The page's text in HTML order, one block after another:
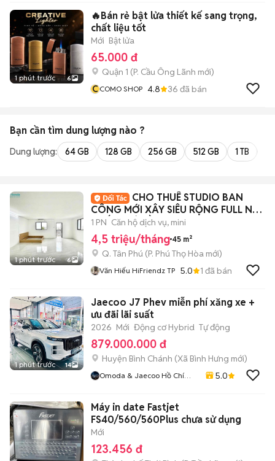
1 phút trước 6
🔥Bán rẻ bật lửa thiết kế sang trọng,
chất liệu tốt
Mới Bật lửa
65.000 đ
Quận 1 (P. Cầu Ông Lãnh mới)
CCOMO SHOP 4.8 36 đã bán
Bạn cần tìm dung lượng nào ?
Dung lượng: 64 GB 128 GB 256 GB 512 GB 1 TB
1 phút trước 6
CHO THUÊ STUDIO BAN
CÔNG MỚI XÂY SIÊU RỘNG FULL NỘI
THẤT | CÓ HẦM XE
1 PN Căn hộ dịch vụ, mini
4,5 triệu/tháng 45 m²
Q. Tân Phú (P. Phú Thọ Hòa mới)
Văn Hiếu HiFriendz TP 5.0 1 đã bán
1 phút trước 14
Jaecoo J7 Phev miễn phí xăng xe +
ưu đãi lãi suất
2026 Mới Động cơ Hybrid Tự động
879.000.000 đ
Huyện Bình Chánh (Xã Bình Hưng mới)
Omoda & Jaecoo Hồ Chí
5.0
Máy in date Fastjet
FS40/560/560Plus chưa sử dụng
Mới
123.456 đ